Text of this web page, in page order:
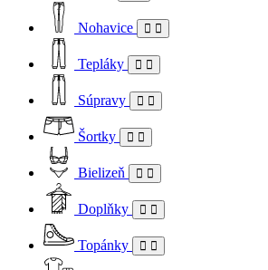
Nohavice
Tepláky
Súpravy
Šortky
Bielizeň
Doplňky
Topánky